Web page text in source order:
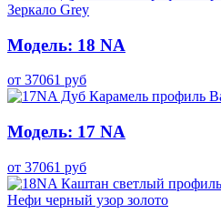
Модель: 18 NA
от 37061 руб
Модель: 17 NA
от 37061 руб